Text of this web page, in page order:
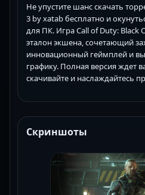
Не упустите шанс скачать
3 by xatab бесплатно и
для ПК. Игра Call of Duty: Black
эталон экшена, сочетающий
инновационный геймплей и
графику. Полная версия ждет
скачивайте и наслаждайтесь
Скриншоты